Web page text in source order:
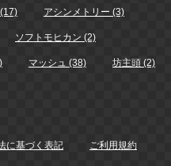
アシンメトリー (3)
ソフトモヒカン (2)
マッシュ (38) 坊主頭 (2)
に基づく表記 ご利用規約